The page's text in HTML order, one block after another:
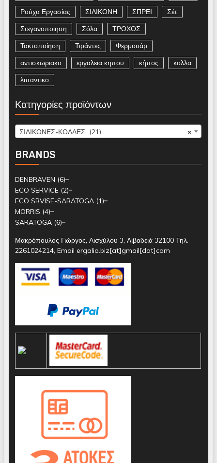
Ρούχα Εργασίας
ΣΙΛΙΚΟΝΗ ΣΠΡΕΙ
Σέτ
Στεγανοποιηση
Σόλα
ΤΡΟΧΟΣ
Τακτοποίηση
Τιράντες
Φερμουάρ
αντισκωριακο
εργαλεια κηπου κήπος
κολλα
λιπαντικο
Κατηγορίες προϊόντων
×
ΣΙΛΙΚΟΝΕΣ-ΚΟΛΛΕΣ (21)
BRANDS
DENBRAVEN (6)
ECO SERVICE (2)
ECO SRVISE-SARATOGA (1)
MORRIS (4)
SARATOGA (6)
Μακρόπουλος Γιώργος, Αισχύλου 3, Λιβαδειά 32100 Τηλ.
2261024214, Email ergalio.biz[at]gmail[dot]com